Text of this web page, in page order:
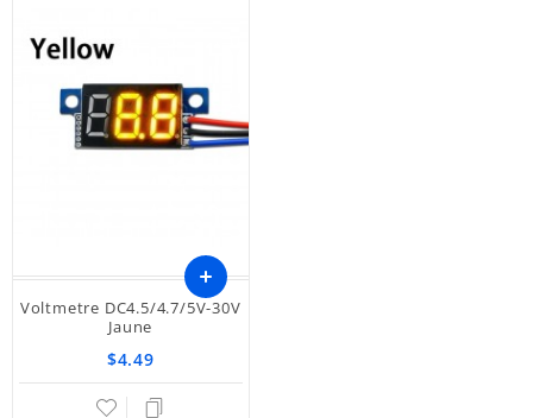
Voltmetre DC4.5/4.7/5V-30V
Jaune
$4.49
Ajouter